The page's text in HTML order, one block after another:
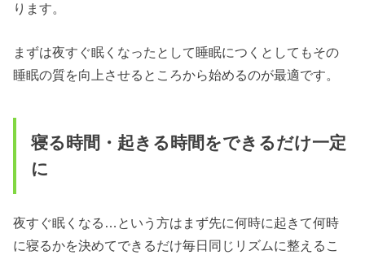
ります。
まずは夜すぐ眠くなったとして睡眠につくとしてもその
睡眠の質を向上させるところから始めるのが最適です。
寝る時間・起きる時間をできるだけ一定
に
夜すぐ眠くなる…という方はまず先に何時に起きて何時
に寝るかを決めてできるだけ毎日同じリズムに整えるこ